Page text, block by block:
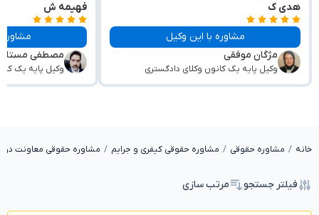
هدی ک
مشاوره با این وکیل
مژگان موفقی
وکیل پایه یک کانون وکلای دادگستری
فهیمه ش
مشاوره با این
مصطفی
وکیل پایه یک
خانه مشاوره حقوقی مشاوره حقوقی کیفری و جرایم مشاوره حقوقی معاونت در
فیلتر جستجو مرتب سازی